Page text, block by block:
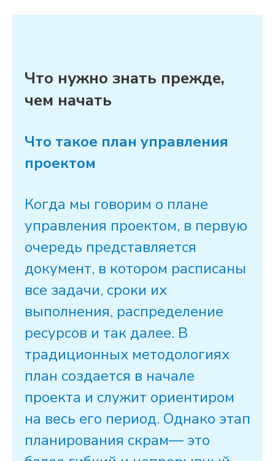
Что нужно знать прежде,
чем начать
Что такое план управления
проектом
Когда мы говорим о плане
управления проектом, в первую
очередь представляется
документ, в котором расписаны
все задачи, сроки их
выполнения, распределение
ресурсов и так далее. В
традиционных методологиях
план создается в начале
проекта и служит ориентиром
на весь его период. Однако этап
планирования скрам— это